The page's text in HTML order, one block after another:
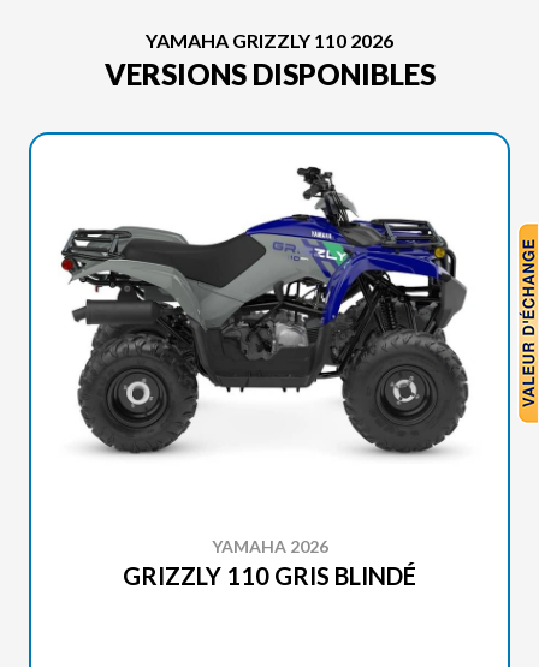
YAMAHA GRIZZLY 110 2026
VERSIONS DISPONIBLES
YAMAHA 2026
GRIZZLY 110 GRIS BLINDÉ